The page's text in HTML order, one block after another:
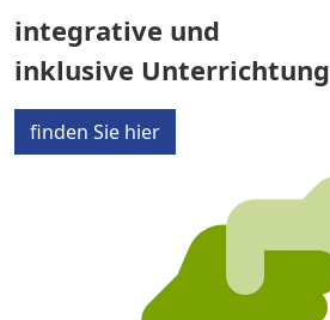
integrative und
inklusive Unterrichtung
finden Sie hier